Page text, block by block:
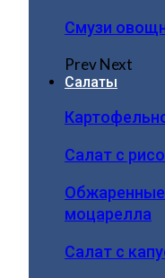
Смузи
PrevNext
Салаты
Салат с
Обжаренные
моцарелла
Салат с